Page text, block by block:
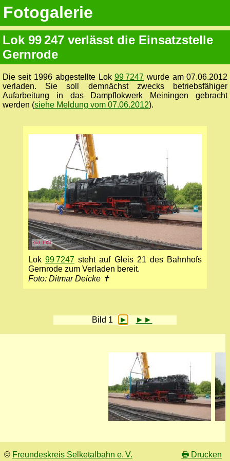
Fotogalerie
Lok 99 247 verlässt die Einsatzstelle
Gernrode
Die seit 1996 abgestellte Lok99 7247 wurde am 07.06.2012
verladen. Sie soll demnächst zwecks betriebsfähiger
Aufarbeitung in das Dampflokwerk Meiningen gebracht
werden (siehe Meldung vom 07.06.2012).
Lok 99 7247 steht auf Gleis 21 des Bahnhofs
Gernrode zum Verladen bereit.
Foto: Ditmar Deicke ✝
Bild 1 ► ►►
© Freundeskreis Selketalbahn e. V. 🖶 Drucken